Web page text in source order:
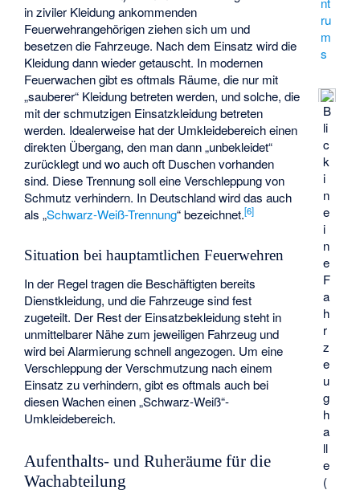
ru
m
s
B
li
c
k
i
n
e
i
n
e
F
a
h
r
z
e
u
g
h
a
ll
e
(
in ziviler Kleidung ankommenden
Feuerwehrangehörigen ziehen sich um und
besetzen die Fahrzeuge. Nach dem Einsatz wird die
Kleidung dann wieder getauscht. In modernen
Feuerwachen gibt es oftmals Räume, die nur mit
„sauberer“ Kleidung betreten werden, und solche, die
mit der schmutzigen Einsatzkleidung betreten
werden. Idealerweise hat der Umkleidebereich einen
direkten Übergang, den man dann „unbekleidet“
zurücklegt und wo auch oft Duschen vorhanden
sind. Diese Trennung soll eine Verschleppung von
Schmutz verhindern. In Deutschland wird das auch
als „Schwarz-Weiß-Trennung“ bezeichnet.[6]
Situation bei hauptamtlichen Feuerwehren
In der Regel tragen die Beschäftigten bereits
Dienstkleidung, und die Fahrzeuge sind fest
zugeteilt. Der Rest der Einsatzbekleidung steht in
unmittelbarer Nähe zum jeweiligen Fahrzeug und
wird bei Alarmierung schnell angezogen. Um eine
Verschleppung der Verschmutzung nach einem
Einsatz zu verhindern, gibt es oftmals auch bei
diesen Wachen einen „Schwarz-Weiß“-
Umkleidebereich.
Aufenthalts- und Ruheräume für die
Wachabteilung